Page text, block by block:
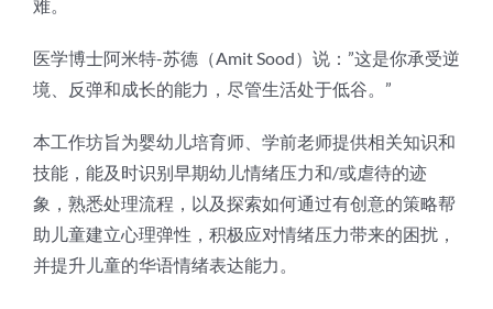
难。
医学博士阿米特-苏德（Amit Sood）说：”这是你承受逆
境、反弹和成长的能力，尽管生活处于低谷。”
本工作坊旨为婴幼儿培育师、学前老师提供相关知识和
技能，能及时识别早期幼儿情绪压力和/或虐待的迹
象，熟悉处理流程，以及探索如何通过有创意的策略帮
助儿童建立心理弹性，积极应对情绪压力带来的困扰，
并提升儿童的华语情绪表达能力。